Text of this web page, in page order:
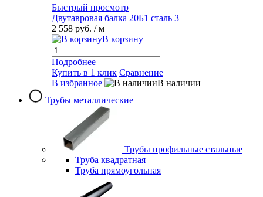
Быстрый просмотр
Двутавровая балка 20Б1 сталь 3
2 558 руб. / м
В корзину
Подробнее
Купить в 1 клик Сравнение
В избранное
В наличии
Трубы металлические
Трубы профильные стальные
Труба квадратная
Труба прямоугольная